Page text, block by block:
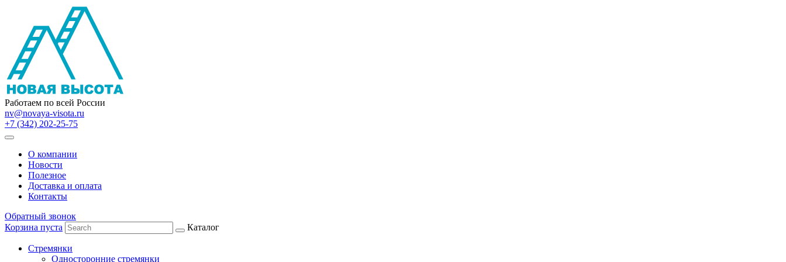
Работаем по всей России
nv@novaya-visota.ru
+7 (342) 202-25-75
О компании
Новости
Полезное
Доставка и оплата
Контакты
Обратный звонок
Корзина пуста
Каталог
Стремянки
Односторонние стремянки